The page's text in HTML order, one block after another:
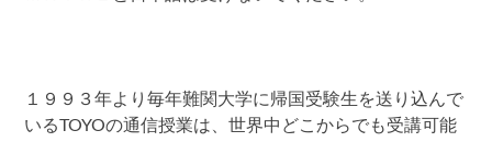
１９９３年より毎年難関大学に帰国受験生を送り込んで
いるTOYOの通信授業は、世界中どこからでも受講可能